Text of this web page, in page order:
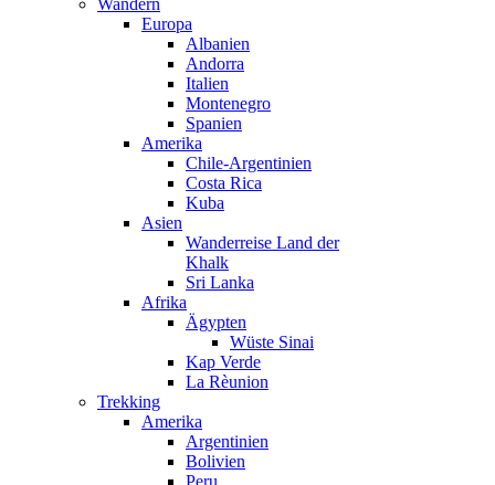
Wandern
Europa
Albanien
Andorra
Italien
Montenegro
Spanien
Amerika
Chile-Argentinien
Costa Rica
Kuba
Asien
Wanderreise Land der
Khalk
Sri Lanka
Afrika
Ägypten
Wüste Sinai
Kap Verde
La Rèunion
Trekking
Amerika
Argentinien
Bolivien
Peru